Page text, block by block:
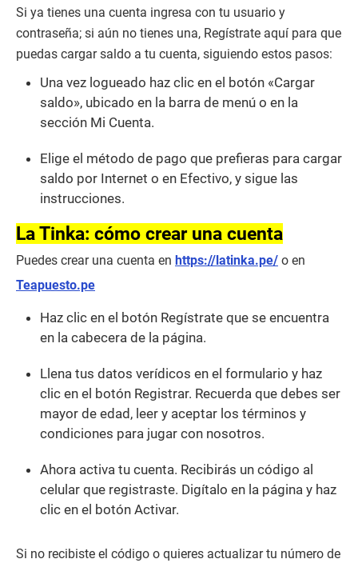
Si ya tienes una cuenta ingresa con tu usuario y
contraseña; si aún no tienes una, Regístrate aquí para que
puedas cargar saldo a tu cuenta, siguiendo estos pasos:
Una vez logueado haz clic en el botón «Cargar
saldo», ubicado en la barra de menú o en la
sección Mi Cuenta.
Elige el método de pago que prefieras para cargar
saldo por Internet o en Efectivo, y sigue las
instrucciones.
La Tinka: cómo crear una cuenta
Puedes crear una cuenta en https://latinka.pe/ o en
Teapuesto.pe
Haz clic en el botón Regístrate que se encuentra
en la cabecera de la página.
Llena tus datos verídicos en el formulario y haz
clic en el botón Registrar. Recuerda que debes ser
mayor de edad, leer y aceptar los términos y
condiciones para jugar con nosotros.
Ahora activa tu cuenta. Recibirás un código al
celular que registraste. Digítalo en la página y haz
clic en el botón Activar.
Si no recibiste el código o quieres actualizar tu número de